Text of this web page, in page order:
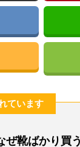
ています
ぜ靴ばかり買